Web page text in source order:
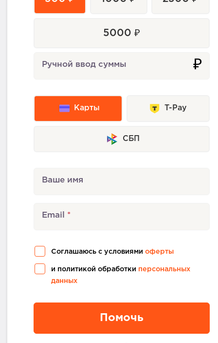
5000 ₽
Ручной ввод суммы ₽
Карты T-Pay
СБП
Ваше имя
Email
Соглашаюсь с условиями оферты
и политикой обработки персональных
данных
Помочь